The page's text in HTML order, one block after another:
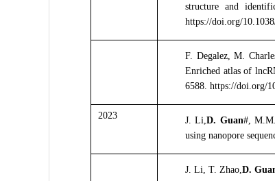
structure and
https://doi.org/
F. Degalez, M.
Enriched atlas of
6588. https://doi.org/
2023 J. Li,D. Guan#,
using nanopore
J. Li, T. Zhao,D.